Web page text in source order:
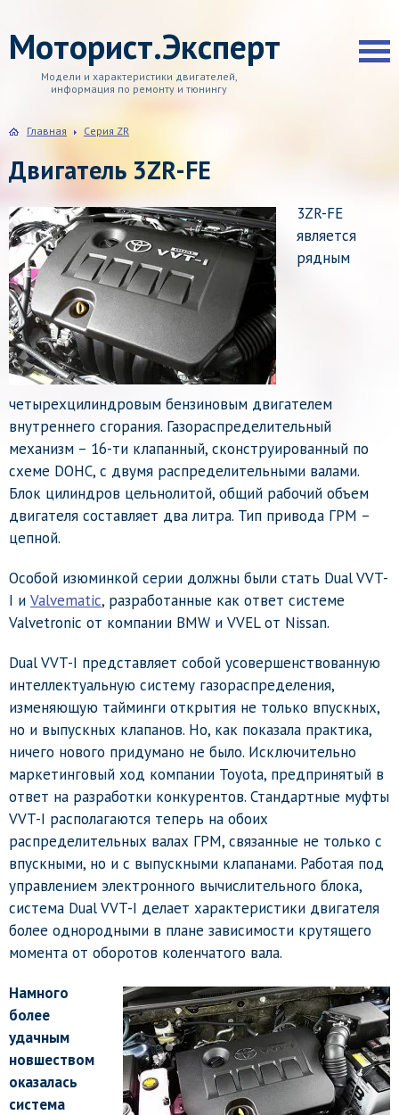
Моторист.Эксперт
Модели и характеристики двигателей,
информация по ремонту и тюнингу
Главная Серия ZR
Двигатель 3ZR-FE
3ZR-FE
является
рядным
четырехцилиндровым бензиновым двигателем
внутреннего сгорания. Газораспределительный
механизм – 16-ти клапанный, сконструированный по
схеме DOHC, с двумя распределительными валами.
Блок цилиндров цельнолитой, общий рабочий объем
двигателя составляет два литра. Тип привода ГРМ –
цепной.
Особой изюминкой серии должны были стать Dual VVT-
I и Valvematic, разработанные как ответ системе
Valvetronic от компании BMW и VVEL от Nissan.
Dual VVT-I представляет собой усовершенствованную
интеллектуальную систему газораспределения,
изменяющую тайминги открытия не только впускных,
но и выпускных клапанов. Но, как показала практика,
ничего нового придумано не было. Исключительно
маркетинговый ход компании Toyota, предпринятый в
ответ на разработки конкурентов. Стандартные муфты
VVT-I располагаются теперь на обоих
распределительных валах ГРМ, связанные не только с
впускными, но и с выпускными клапанами. Работая под
управлением электронного вычислительного блока,
система Dual VVT-I делает характеристики двигателя
более однородными в плане зависимости крутящего
момента от оборотов коленчатого вала.
Намного
более
удачным
новшеством
оказалась
система